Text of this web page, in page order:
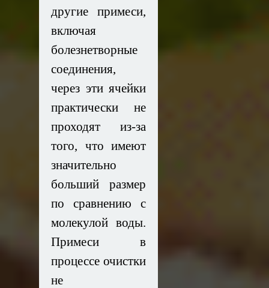
другие примеси,
включая
болезнетворные
соединения,
через эти ячейки
практически не
проходят из-за
того, что имеют
значительно
больший размер
по сравнению с
молекулой воды.
Примеси в
процессе очистки
не